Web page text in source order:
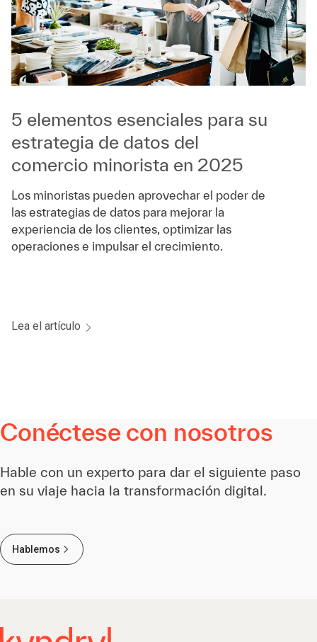
5 elementos esenciales para su
estrategia de datos del
comercio minorista en 2025
Los minoristas pueden aprovechar el poder de
las estrategias de datos para mejorar la
experiencia de los clientes, optimizar las
operaciones e impulsar el crecimiento.
Lea el artículo
Conéctese con nosotros
Hable con un experto para dar el siguiente paso
en su viaje hacia la transformación digital.
Hablemos